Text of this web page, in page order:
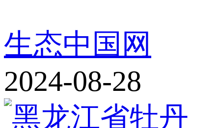
生态中国网
2024-08-28